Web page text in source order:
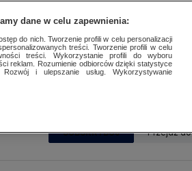
SUBSKRYBUJ Przejdź do
dane w celu zapewnienia:
do nich. Tworzenie profili w celu personalizacji
treści. Tworzenie profili w celu
treści. Wykorzystanie profili do wyboru
reklam. Rozumienie odbiorców dzięki statystyce
i ulepszanie usług. Wykorzystywanie